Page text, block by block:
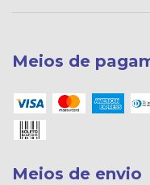
Meios de
Meios de envio